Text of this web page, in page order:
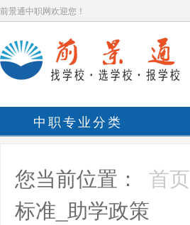
前景通中职网欢迎您！
中职专业分类
您当前位置： 首页
标准_助学政策